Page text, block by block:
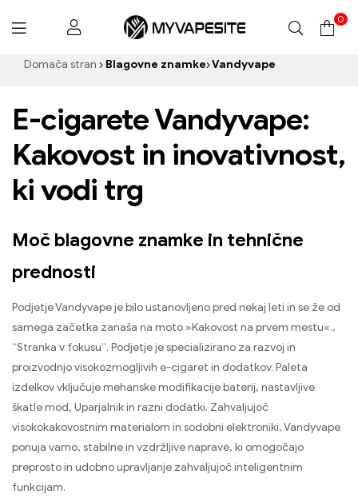
Myvapesite.de
0
Domača stran Blagovne znamke Vandyvape
E-cigarete Vandyvape:
Kakovost in inovativnost,
ki vodi trg
Moč blagovne znamke in tehnične
prednosti
Podjetje Vandyvape je bilo ustanovljeno pred nekaj leti in se že od
samega začetka zanaša na moto »Kakovost na prvem mestu«.,
“Stranka v fokusu”. Podjetje je specializirano za razvoj in
proizvodnjo visokozmogljivih e-cigaret in dodatkov. Paleta
izdelkov vključuje mehanske modifikacije baterij, nastavljive
škatle mod, Uparjalnik in razni dodatki. Zahvaljujoč
visokokakovostnim materialom in sodobni elektroniki, Vandyvape
ponuja varno, stabilne in vzdržljive naprave, ki omogočajo
preprosto in udobno upravljanje zahvaljujoč inteligentnim
funkcijam.